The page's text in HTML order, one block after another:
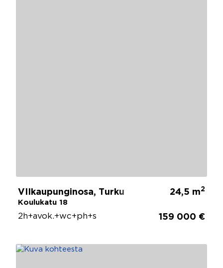
VIIkaupunginosa, Turku
Koulukatu 18
24,5 m2
2h+avok.+wc+ph+s 159 000 €